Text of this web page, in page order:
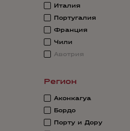
Италия
Португалия
Франция
Чили
Австрия
Регион
Аконкагуа
Бордо
Порту и Дору